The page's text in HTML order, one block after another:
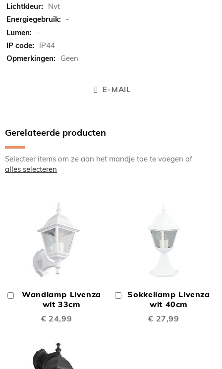
Nvt
-
-
IP44
Geen
E-MAIL
Gerelateerde producten
Selecteer items om ze aan het mandje toe te voegen of
alles selecteren
Wandlamp Livenza
wit 33cm
€ 24,99
In
Winkelwagen
Sokkellamp Livenza
wit 40cm
€ 27,99
In
Winkelwagen